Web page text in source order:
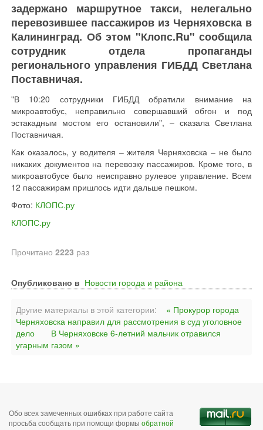
задержано маршрутное такси, нелегально
перевозившее пассажиров из Черняховска в
Калининград. Об этом "Клопс.Ru" сообщила
сотрудник отдела пропаганды
регионального управления ГИБДД Светлана
Поставничая.
"В 10:20 сотрудники ГИБДД обратили внимание на
микроавтобус, неправильно совершавший обгон и под
эстакадным мостом его остановили", – сказала Светлана
Поставничая.
Как оказалось, у водителя – жителя Черняховска – не было
никаких документов на перевозку пассажиров. Кроме того, в
микроавтобусе было неисправно рулевое управление. Всем
12 пассажирам пришлось идти дальше пешком.
Фото: КЛОПС.ру
КЛОПС.ру
Прочитано 2223 раз
Опубликовано в Новости города и района
Другие материалы в этой категории:
« Прокурор города
Черняховска направил для рассмотрения в суд уголовное
дело
В Черняховске 6-летний мальчик отравился
угарным газом »
Обо всех замеченных ошибках при работе сайта
просьба сообщать при помощи формы обратной